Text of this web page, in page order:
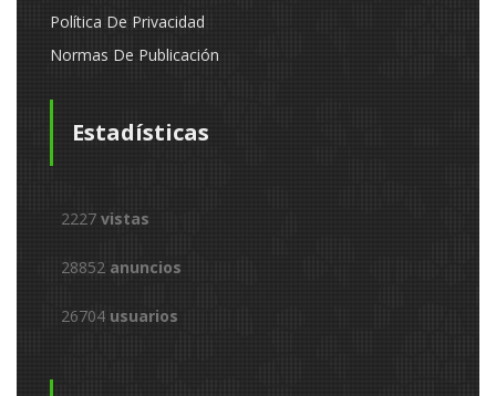
Política De Privacidad
Normas De Publicación
Estadísticas
2227 vistas
28852 anuncios
26704 usuarios